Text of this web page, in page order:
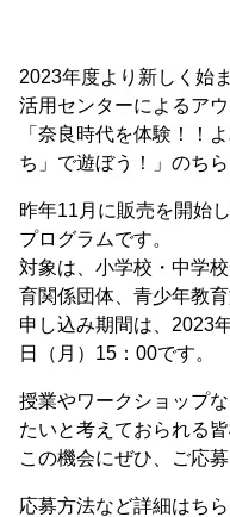
2023年度より新しく始
活用センターによるア
「奈良時代を体験！！
ち」で遊ぼう！」のちら
昨年11月に販売を開始
プログラムです。
対象は、小学校・中学
育関係団体、青少年教
申し込み期間は、2023
日（月）15：00です。
授業やワークショップ
たいと考えておられる皆
この機会にぜひ、ご応募
応募方法など詳細はち